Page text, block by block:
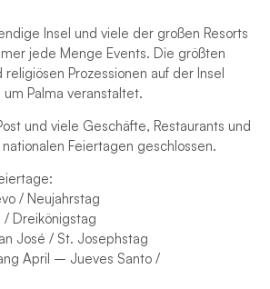
Insel und viele der großen Resorts
jede Menge Events. Die größten
Prozessionen auf der Insel
Palma veranstaltet.
und viele Geschäfte, Restaurants und
Feiertagen geschlossen.
/ Neujahrstag
Dreikönigstag
José / St. Josephstag
April – Jueves Santo /